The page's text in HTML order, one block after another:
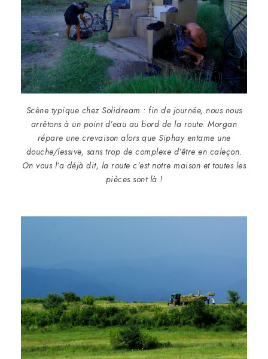
Scène typique chez Solidream : fin de journée, nous nous
arrêtons à un point d’eau au bord de la route. Morgan
répare une crevaison alors que Siphay entame une
douche/lessive, sans trop de complexe d’être en caleçon.
On vous l’a déjà dit, la route c’est notre maison et toutes les
pièces sont là !